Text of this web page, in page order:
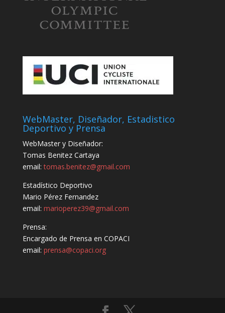
WebMaster, Diseñador, Estadistico
Deportivo y Prensa
WebMaster y Diseñador:
Tomas Benitez Cartaya
email:tomas.benitez@gmail.com
Estadístico Deportivo
Mario Pérez Fernandez
email: marioperez39@gmail.com
Prensa:
Encargado de Prensa en COPACI
email: prensa@copaci.org